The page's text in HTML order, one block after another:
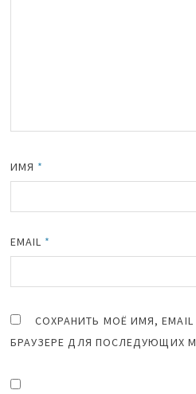
ИМЯ *
EMAIL *
СОХРАНИТЬ МОЁ ИМЯ,
БРАУЗЕРЕ ДЛЯ ПОСЛЕДУЮЩИХ